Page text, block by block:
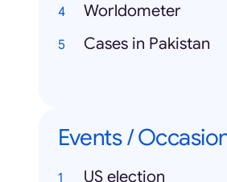
Worldometer
Cases in Pakistan
Events /
US election